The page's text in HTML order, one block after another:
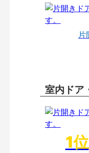
片
室内ドア